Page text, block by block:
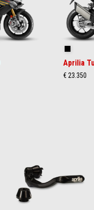
Aprilia
€ 23.350